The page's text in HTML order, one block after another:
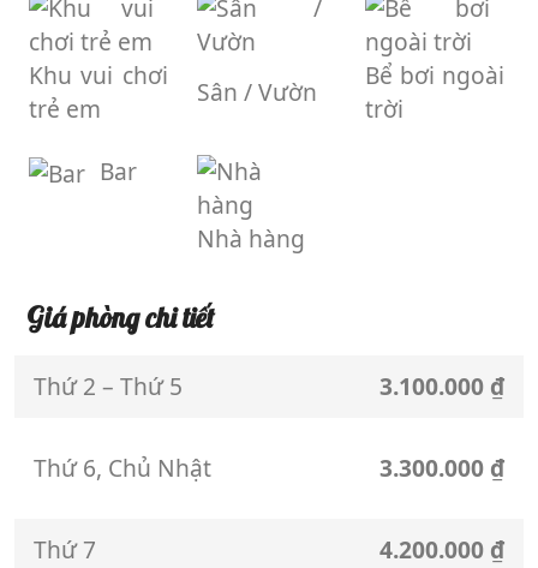
Khu vui chơi
trẻ em
Sân / Vườn
Bể bơi ngoài
trời
Bar
Nhà hàng
Giá phòng chi tiết
Thứ 2 – Thứ 5 3.100.000 ₫
Thứ 6, Chủ Nhật 3.300.000 ₫
Thứ 7 4.200.000 ₫